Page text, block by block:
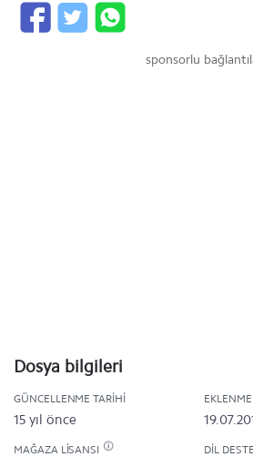
sponsorlu
Dosya bilgileri
GÜNCELLENME TARIHI
15 yıl önce
MAĞAZA LISANSI DIL